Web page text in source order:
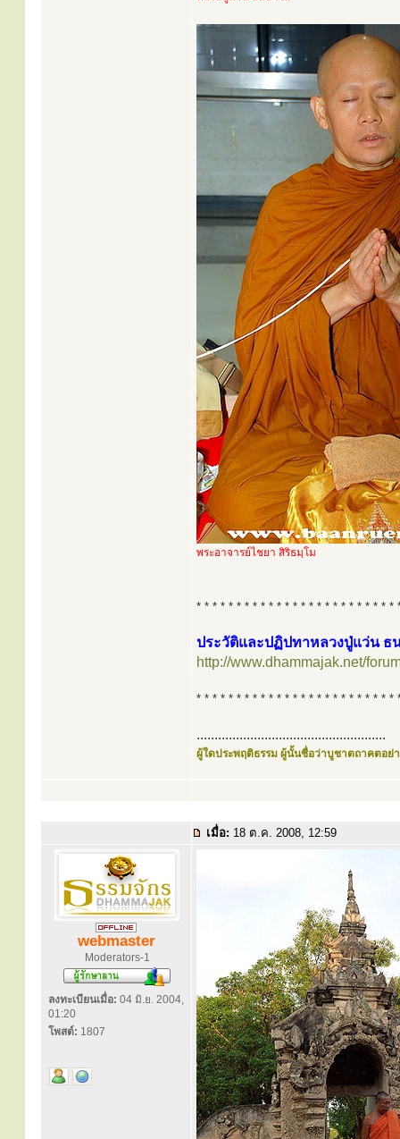
พระอาจารย์ไชยา สิริธมฺโม
* * * * * * * * * * * * * * * * * * * * * * * * *
ประวัติและปฏิปทาหลวงปู่แว่น ธ
http://www.dhammajak.net/
* * * * * * * * * * * * * * * * * * * * * * * * *
.....................................................
ผู้ใดประพฤติธรรม ผู้นั้นชื่อว่าบูชาตถาคตอย่า
เมื่อ: 18 ต.ค. 2008, 12:59
webmaster
Moderators-1
ลงทะเบียนเมื่อ: 04 มิ.ย. 2004,
01:20
โพสต์: 1807